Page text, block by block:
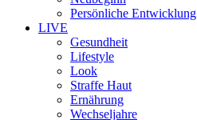
Persönliche Entwicklung
LIVE
Gesundheit
Lifestyle
Look
Straffe Haut
Ernährung
Wechseljahre